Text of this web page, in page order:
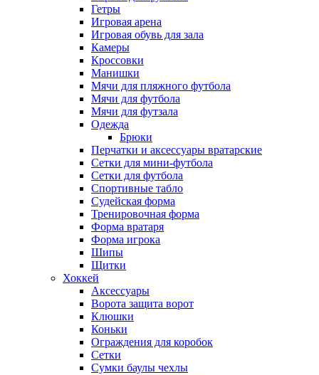
Гетры
Игровая арена
Игровая обувь для зала
Камеры
Кроссовки
Манишки
Мячи для пляжного футбола
Мячи для футбола
Мячи для футзала
Одежда
Брюки
Перчатки и аксессуары вратарские
Сетки для мини-футбола
Сетки для футбола
Спортивные табло
Судейская форма
Тренировочная форма
Форма вратаря
Форма игрока
Шипы
Щитки
Хоккей
Аксессуары
Ворота защита ворот
Клюшки
Коньки
Ограждения для коробок
Сетки
Сумки баулы чехлы